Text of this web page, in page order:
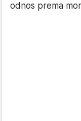
odnos prema